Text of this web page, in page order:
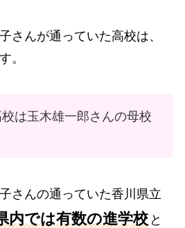
さんが通っていた高校は、
。
は玉木雄一郎さんの母校
さんの通っていた香川県立
内では有数の進学校 と